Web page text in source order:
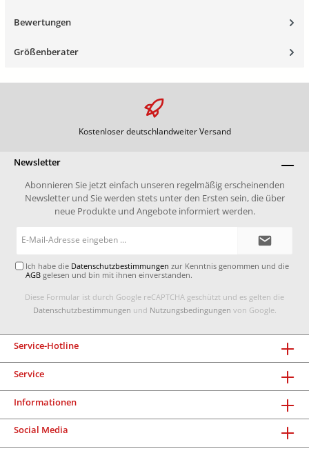
Bewertungen
Größenberater
Kostenloser deutschlandweiter Versand
Newsletter
Abonnieren Sie jetzt einfach unseren regelmäßig erscheinenden
Newsletter und Sie werden stets unter den Ersten sein, die über
neue Produkte und Angebote informiert werden.
Ich habe die Datenschutzbestimmungen zur Kenntnis genommen und die
AGB gelesen und bin mit ihnen einverstanden.
Diese Formular ist durch Google reCAPTCHA geschützt und es gelten die
Datenschutzbestimmungen und Nutzungsbedingungen von Google.
Service-Hotline
Service
Informationen
Social Media